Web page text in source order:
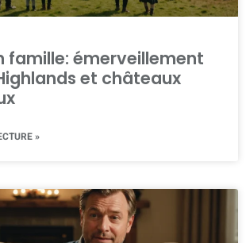
famille: émerveillement
et châteaux
»